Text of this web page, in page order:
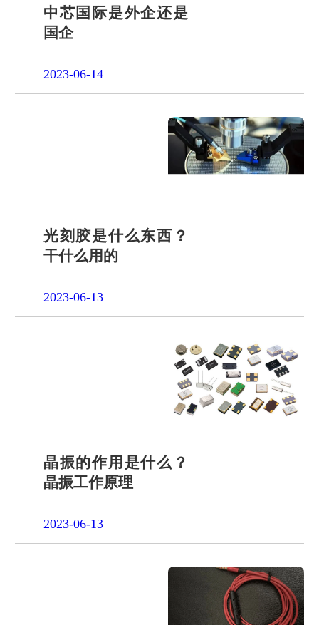
中芯国际是外企还是
国企
2023-06-14
光刻胶是什么东西？
干什么用的
2023-06-13
晶振的作用是什么？
晶振工作原理
2023-06-13